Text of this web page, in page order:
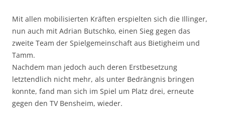
Mit allen mobilisierten Kräften erspielten sich die Illinger,
nun auch mit Adrian Butschko, einen Sieg gegen das
zweite Team der Spielgemeinschaft aus Bietigheim und
Tamm.
Nachdem man jedoch auch deren Erstbesetzung
letztendlich nicht mehr, als unter Bedrängnis bringen
konnte, fand man sich im Spiel um Platz drei, erneute
gegen den TV Bensheim, wieder.